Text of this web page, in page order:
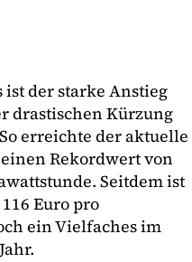
der starke Anstieg
drastischen Kürzung
erreichte der aktuelle
Rekordwert von
Seitdem ist
Euro pro
ein Vielfaches im